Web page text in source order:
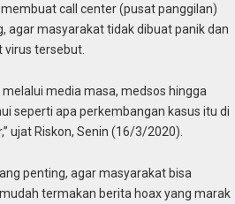
call center (pusat panggilan)
agar masyarakat tidak dibuat panik dan
virus tersebut.
media masa, medsos hingga
seperti apa perkembangan kasus itu di
ujat Riskon, Senin (16/3/2020).
penting, agar masyarakat bisa
termakan berita hoax yang marak